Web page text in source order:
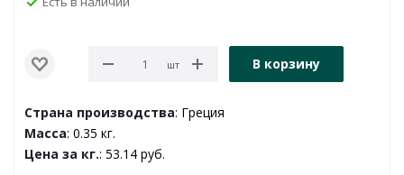
шт В корзину
Страна производства: Греция
Масса: 0.35 кг.
Цена за кг.: 53.14 руб.